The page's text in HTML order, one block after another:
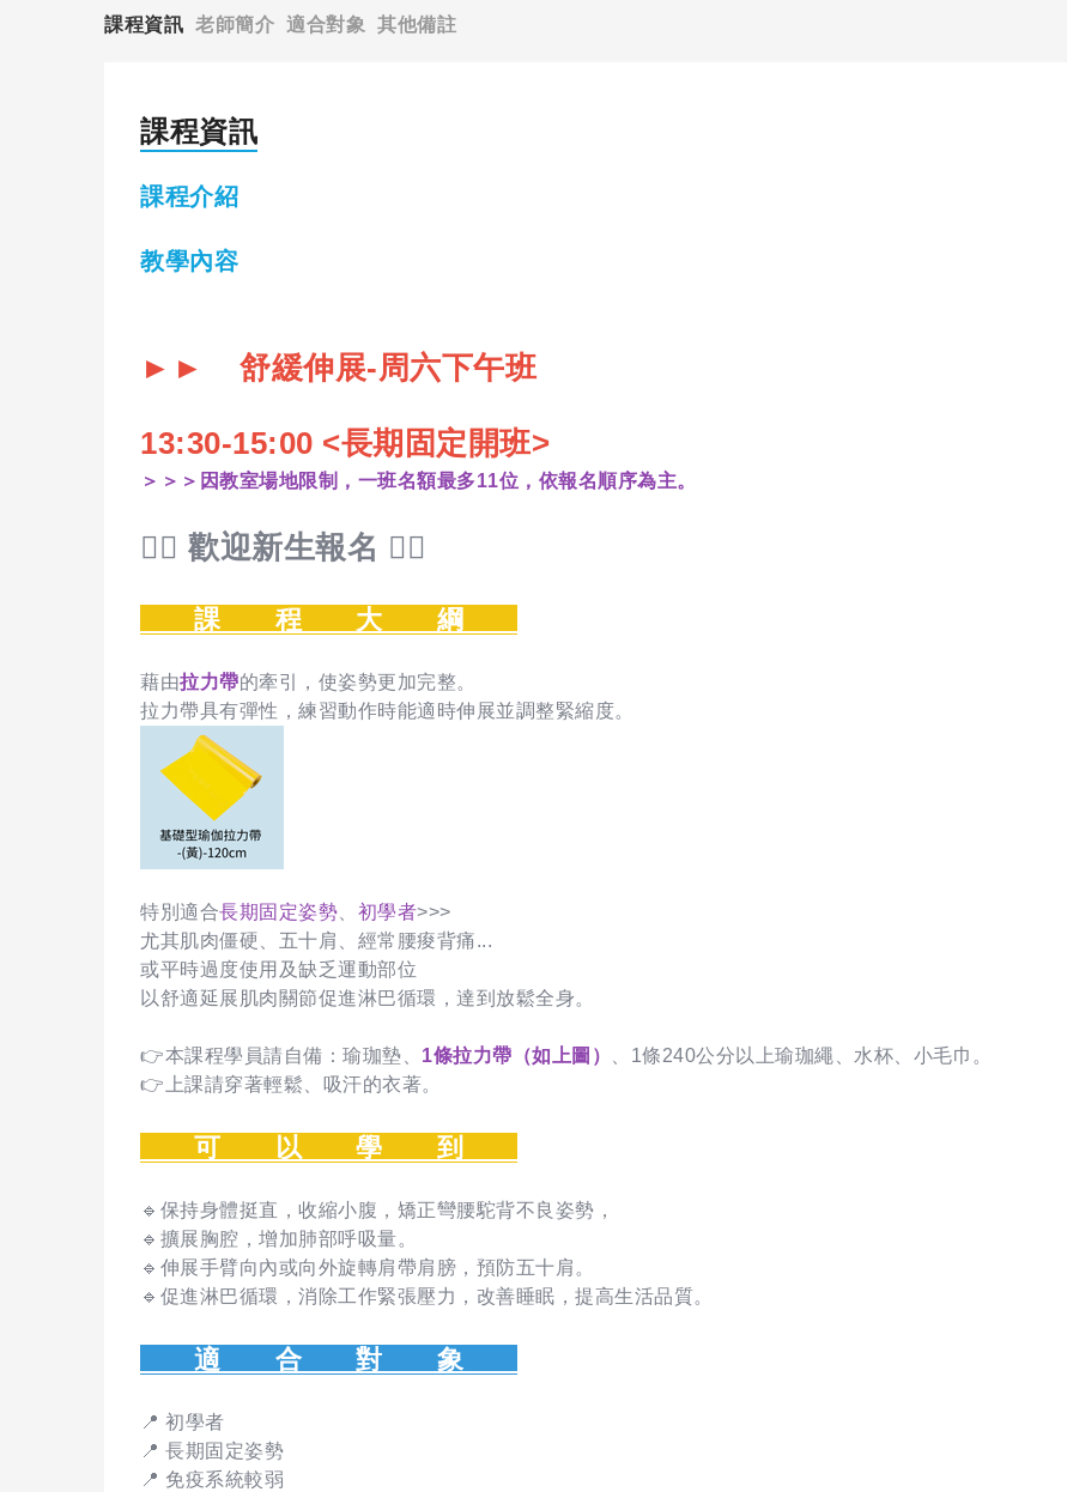
課程資訊 老師簡介 適合對象 其他備註
課程資訊
課程介紹
教學內容
►► 舒緩伸展-周六下午班
13:30-15:00 <長期固定開班>
＞＞＞因教室場地限制，一班名額最多11位，依報名順序為主。
🙋‍♀️ 歡迎新生報名 🙋‍♀️
課 程 大 綱
藉由拉力帶的牽引，使姿勢更加完整。
拉力帶具有彈性，練習動作時能適時伸展並調整緊縮度。
特別適合長期固定姿勢、 初學者>>>
尤其肌肉僵硬、五十肩、經常腰痠背痛...
或平時過度使用及缺乏運動部位
以舒適延展肌肉關節促進淋巴循環，達到放鬆全身。
👉本課程學員請自備：瑜珈墊、 1條拉力帶（如上圖）
、1條240公分以上瑜珈繩、水杯、小毛巾。
👉上課請穿著輕鬆、吸汗的衣著。
可 以 學 到
🔹保持身體挺直，收縮小腹，矯正彎腰駝背不良姿勢，
🔹擴展胸腔，增加肺部呼吸量。
🔹伸展手臂向內或向外旋轉肩帶肩膀，預防五十肩。
🔹促進淋巴循環，消除工作緊張壓力，改善睡眠，提高生活品質。
適 合 對 象
📍 初學者
📍 長期固定姿勢
📍 免疫系統較弱